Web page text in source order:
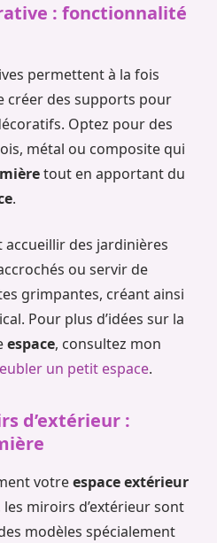
: fonctionnalité
permettent à la fois
créer des supports pour
Optez pour des
métal ou composite qui
tout en apportant du
.
des jardinières
ou servir de
grimpantes, créant ainsi
Pour plus d’idées sur la
espace, consultez mon
un petit espace.
d’extérieur :
votreespace extérieur
les miroirs d’extérieur sont
modèles spécialement